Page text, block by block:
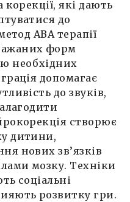
які дають
до
АВА терапії
форм
необхідних
допомагає
до звуків,
створює
дитини,
нових зв’язків
мозку. Техніки
соціальні
розвитку гри.